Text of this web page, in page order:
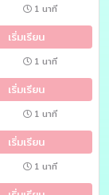
1 นาที
เริ่มเรียน
1 นาที
เริ่มเรียน
1 นาที
เริ่มเรียน
1 นาที